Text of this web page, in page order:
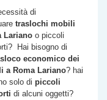
di
traslochi mobili
Lariano o piccoli
Hai bisogno di
economico dei
a RomaLariano? hai
solo di piccoli
di alcuni oggetti?